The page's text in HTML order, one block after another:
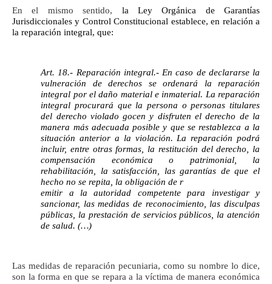
En el mismo sentido, la Ley Orgánica de Garantías
Jurisdiccionales y Control Constitucional establece, en relación a
la reparación integral, que:
Art. 18.- Reparación integral.- En caso de declararse la
vulneración de derechos se ordenará la reparación
integral por el daño material e inmaterial. La reparación
integral procurará que la persona o personas titulares
del derecho violado gocen y disfruten el derecho de la
manera más adecuada posible y que se restablezca a la
situación anterior a la violación. La reparación podrá
incluir, entre otras formas, la restitución del derecho, la
compensación económica o patrimonial, la
rehabilitación, la satisfacción, las garantías de que el
hecho no se repita, la obligación de r
emitir a la autoridad competente para investigar y
sancionar, las medidas de reconocimiento, las disculpas
públicas, la prestación de servicios públicos, la atención
de salud. (…)
Las medidas de reparación pecuniaria, como su nombre lo dice,
son la forma en que se repara a la víctima de manera económica